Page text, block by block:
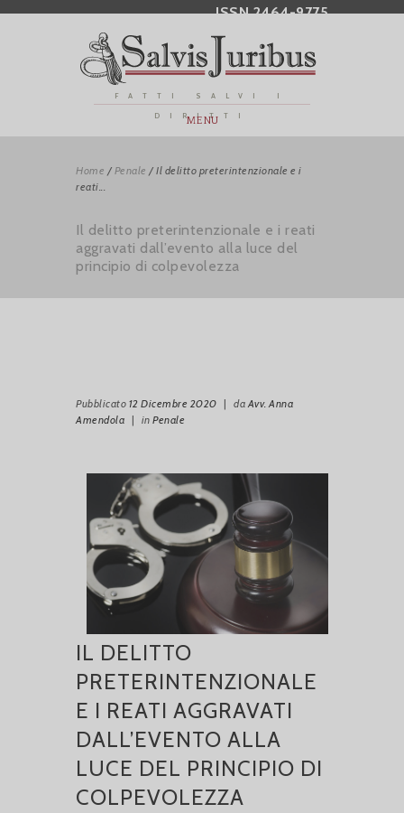
ISSN 2464-9775
FATTI SALVI I
DIRITTI
MENU
Home / Penale / Il delitto preterintenzionale e i
reati...
Il delitto preterintenzionale e i reati
aggravati dall’evento alla luce del
principio di colpevolezza
Pubblicato 12 Dicembre 2020 | daAvv. Anna
Amendola | in Penale
IL DELITTO
PRETERINTENZIONALE
E I REATI AGGRAVATI
DALL’EVENTO ALLA
LUCE DEL PRINCIPIO DI
COLPEVOLEZZA